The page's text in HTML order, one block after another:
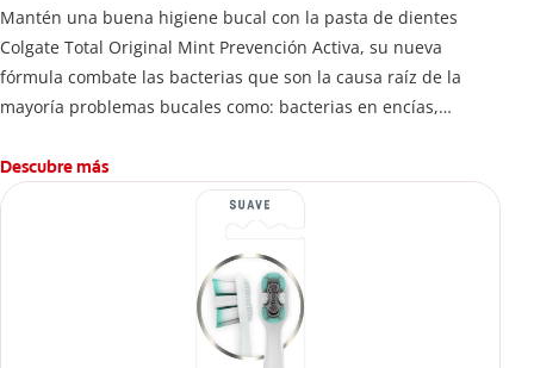
Mantén una buena higiene bucal con la pasta de dientes
Colgate Total Original Mint Prevención Activa, su nueva
fórmula combate las bacterias que son la causa raíz de la
mayoría problemas bucales como: bacterias en encías,
caries.
Descubre más